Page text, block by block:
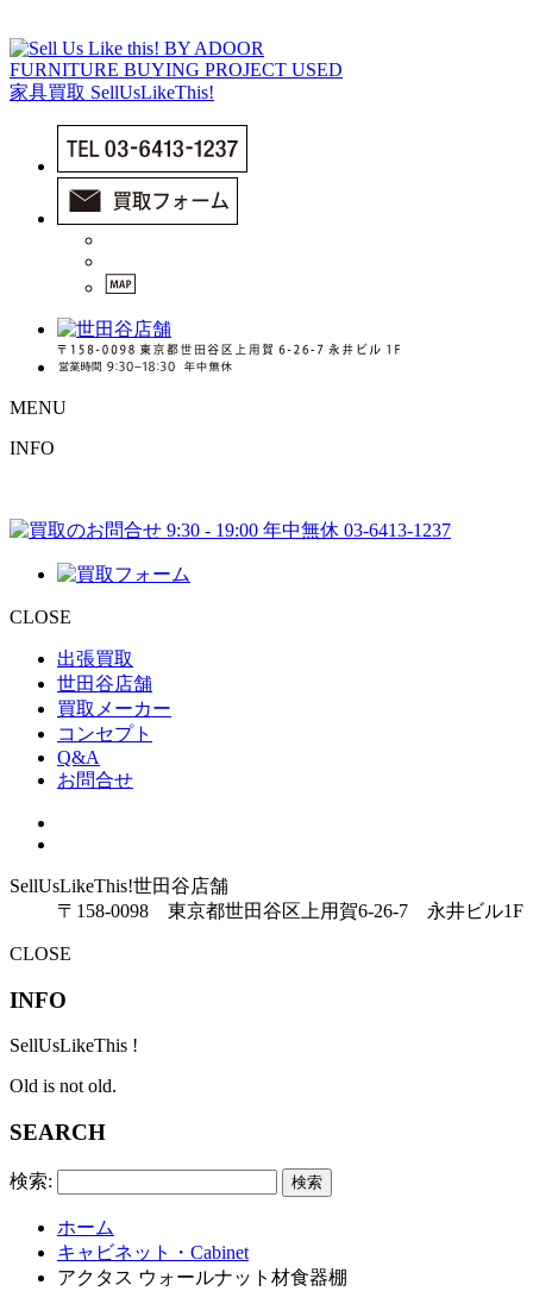
MENU
INFO
CLOSE
出張買取
世田谷店舗
買取メーカー
コンセプト
Q&A
お問合せ
SellUsLikeThis!世田谷店舗
〒158-0098 東京都世田谷区上用賀6-26-7 永井ビル1F
CLOSE
INFO
SellUsLikeThis !
Old is not old.
SEARCH
検索:
ホーム
キャビネット・Cabinet
アクタス ウォールナット材食器棚